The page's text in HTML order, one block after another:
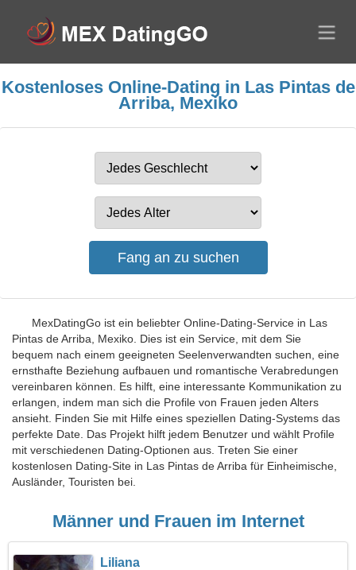
Kostenloses Online-Dating in Las Pintas de
Arriba, Mexiko
MexDatingGo ist ein beliebter Online-Dating-Service in Las
Pintas de Arriba, Mexiko. Dies ist ein Service, mit dem Sie
bequem nach einem geeigneten Seelenverwandten suchen, eine
ernsthafte Beziehung aufbauen und romantische Verabredungen
vereinbaren können. Es hilft, eine interessante Kommunikation zu
erlangen, indem man sich die Profile von Frauen jeden Alters
ansieht. Finden Sie mit Hilfe eines speziellen Dating-Systems das
perfekte Date. Das Projekt hilft jedem Benutzer und wählt Profile
mit verschiedenen Dating-Optionen aus. Treten Sie einer
kostenlosen Dating-Site in Las Pintas de Arriba für Einheimische,
Ausländer, Touristen bei.
Männer und Frauen im Internet
Liliana